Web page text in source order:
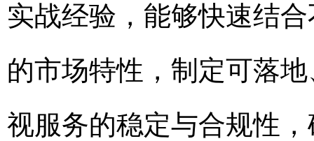
实战经验，能够快速结
的市场特性，制定可落
视服务的稳定与合规性